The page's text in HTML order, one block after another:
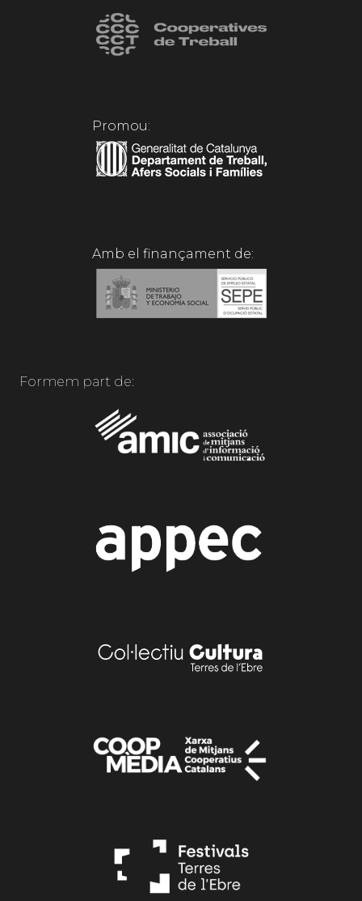
Promou:
Amb el finançament de:
Formem part de: